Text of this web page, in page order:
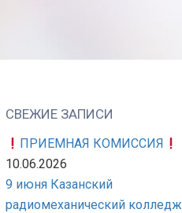
СВЕЖИЕ ЗАПИСИ
ПРИЕМНАЯ КОМИССИЯ
10.06.2026
9 июня Казанский
радиомеханический колледж